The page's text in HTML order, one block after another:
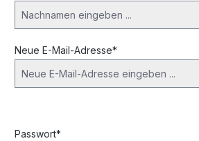
Neue E-Mail-Adresse*
Passwort*